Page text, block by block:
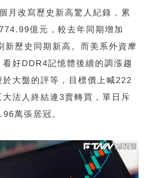
月改寫歷史新高驚人紀錄，累
億元，較去年同期增加
新歷史同期新高。而美系外資摩
好DDR4記憶體後續的調漲趨
大盤的評等，目標價上喊222
法人終結連3賣轉買，單日斥
萬張居冠。